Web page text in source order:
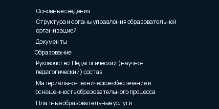
Основные сведения
Структура и органы управления образовательной
организацией
Документы
Образование
Руководство. Педагогический (научно-
педагогический) состав
Материально-техническое обеспечение и
оснащенность образовательного процесса
Платные образовательные услуги